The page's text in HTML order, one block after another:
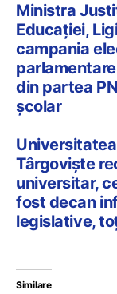
Ministra
Educației,
campania
din partea
școlar
Târgoviște
universitar,
fost decan
legislative,
Similare